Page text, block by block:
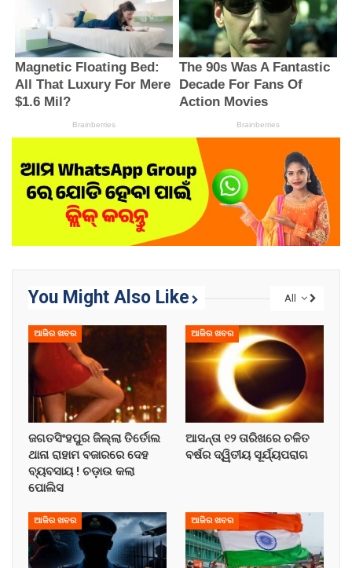
All
You Might Also Like
ଆଜିର ଖବର
ଜଗତସିଂହପୁର ଜିଲ୍ଲା ତିର୍ତୋଲ
ଥାନା ରାହାମ ବଜାରରେ ଦେହ
ବ୍ୟବସାୟ ! ଚଡ଼ାଉ କଲା
ପୋଲିସ
ଆଜିର ଖବର
ଆସନ୍ତା ୧୨ ତାରିଖରେ ଚଳିତ
ବର୍ଷର ଦ୍ୱିତୀୟ ସୂର୍ଯ୍ୟପରାଗ
ଆଜିର ଖବର ଆଜିର ଖବର